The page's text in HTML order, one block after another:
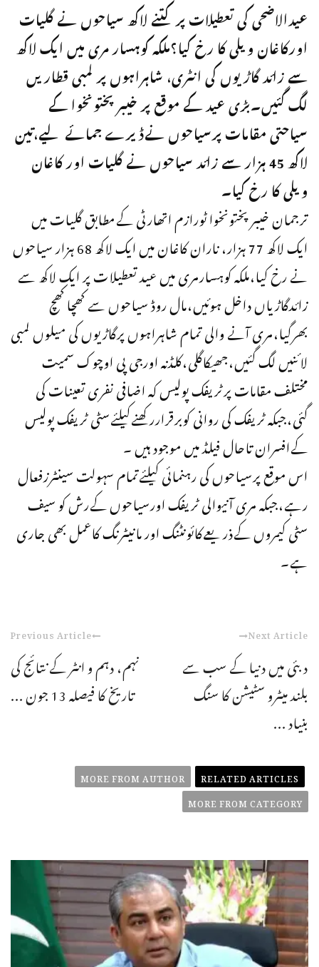
عیدالاضحی کی تعطیلات پر کتنے لاکھ سیاحوں نے گلیات
اورکاغان ویلی کا رخ کیا؟ملکہ کوہسار مری میں ایک لاکھ
سے زائد گاڑیوں کی انٹری، شاہراہوں پر لمبی قطاریں
لگ گئیں۔بڑی عید کے موقع پر خیبرپختونخوا کے
سیاحتی مقامات پرسیاحوں نےڈیرے جمائے لیے،تین
لاکھ 45 ہزار سے زائد سیاحوں نے گلیات اور کاغان
ویلی کا رخ کیا۔
ترجمان خیبر پختونخوا ٹورازم اتھارٹی کےمطابق گلیات میں
ایک لاکھ 77 ہزار، ناران کاغان میں ایک لاکھ 68 ہزار سیاحوں
نے رخ کیا،ملکہ کوہسارمری میں عید تعطیلات پر ایک لاکھ سے
زائدگاڑیاں داخل ہوئیں،مال روڈ سیاحوں سے کھچا کھچ
بھرگیا،مری آنے والی تمام شاہراہوں پرگاڑیوں کی میلوں لمبی
لائنیں لگ گئیں،جھیکاگلی،کلڈنہ اورجی پی اوچوک سمیت
مختلف مقامات پرٹریفک پولیس کہ اضافی نفری تعینات کی
گئی،جبکہ ٹریفک کی روانی کوبرقراررکھنےکیلئےسٹی ٹریفک پولیس
کےافسران تاحال فیلڈ میں موجود ہیں ۔
اس موقع پرسیاحوں کی رہنمائی کیلئےتمام سہولت سینٹرزفعال
رہے،جبکہ مری آنیوالی ٹریفک اورسیاحوں کےرش کو سیف
سٹی کیمروں کےذریعےکائونٹنگ اور مانیٹرنگ کاعمل بھی جاری
ہے۔
Previous Article
نہم، دہم و انٹر کے نتائج کی
تاریخ کا فیصلہ 13 جون ...
Next Article
دبئی میں دنیا کے سب سے
بلند میٹرو سٹیشن کا سنگ
بنیاد ...
RELATED ARTICLES
MORE FROM AUTHOR
MORE FROM CATEGORY